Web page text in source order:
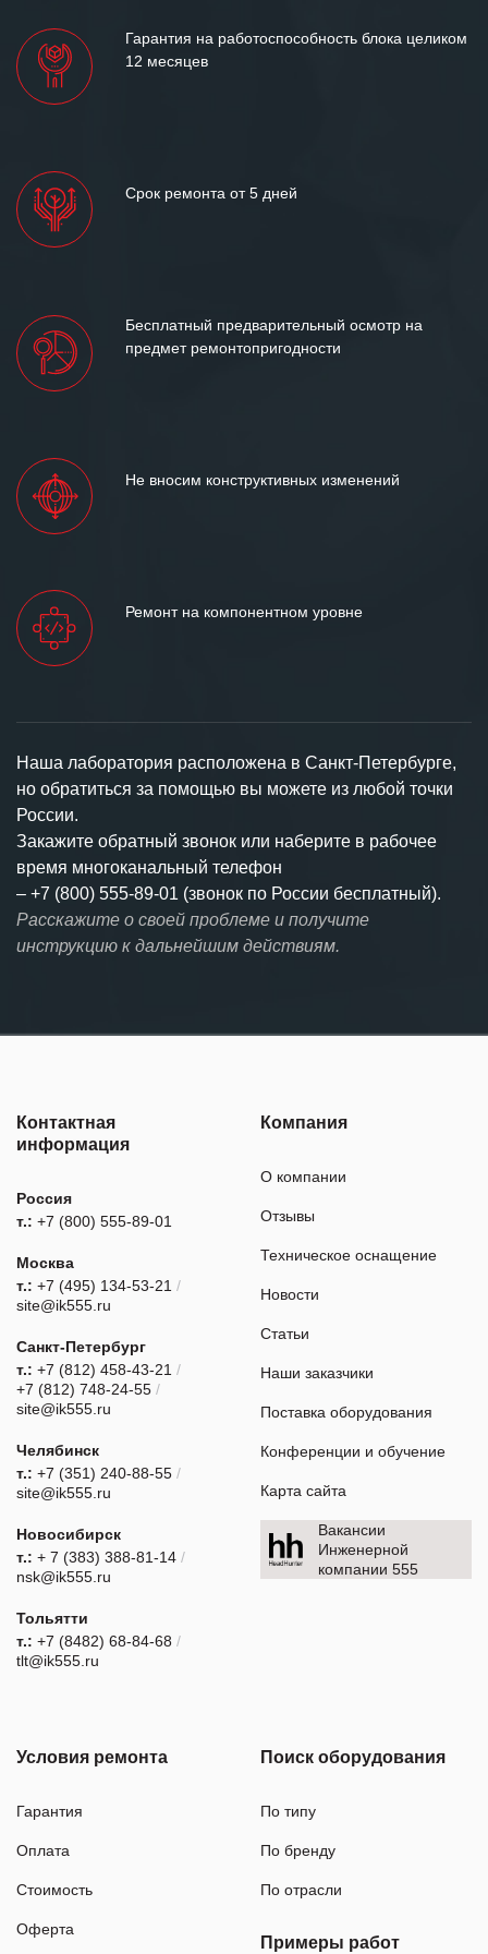
Гарантия на работоспособность блока целиком
12 месяцев
Срок ремонта от 5 дней
Бесплатный предварительный осмотр на
предмет ремонтопригодности
Не вносим конструктивных изменений
Ремонт на компонентном уровне
Наша лаборатория расположена в Санкт-Петербурге,
но обратиться за помощью вы можете из любой точки
России.
Закажите обратный звонок или наберите в рабочее
время многоканальный телефон
– +7 (800) 555-89-01 (звонок по России бесплатный).
Расскажите о своей проблеме и получите
инструкцию к дальнейшим действиям.
Контактная
информация
Россия
т.: +7 (800) 555-89-01
Москва
т.: +7 (495) 134-53-21 /
site@ik555.ru
Санкт-Петербург
т.: +7 (812) 458-43-21 /
+7 (812) 748-24-55 /
site@ik555.ru
Челябинск
т.: +7 (351) 240-88-55 /
site@ik555.ru
Новосибирск
т.: + 7 (383) 388-81-14 /
nsk@ik555.ru
Тольятти
т.: +7 (8482) 68-84-68 /
tlt@ik555.ru
Компания
О компании
Отзывы
Техническое оснащение
Новости
Статьи
Наши заказчики
Поставка оборудования
Конференции и обучение
Карта сайта
Вакансии
Инженерной
компании 555
Условия ремонта
Гарантия
Оплата
Стоимость
Оферта
Поиск оборудования
По типу
По бренду
По отрасли
Примеры работ